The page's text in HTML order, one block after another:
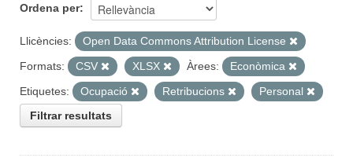
Ordena per
Llicències:
Open Data Commons Attribution License
Formats:
CSV XLSX Àrees:
Econòmica
Etiquetes:
Ocupació Retribucions
Personal
Filtrar resultats